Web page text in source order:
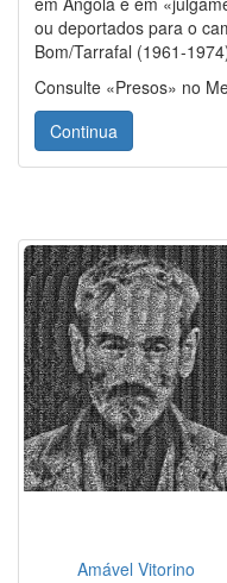
ou deportados para o
Bom/Tarrafal (1961-
Consulte «Presos» no
Continua
Amável Vitorino